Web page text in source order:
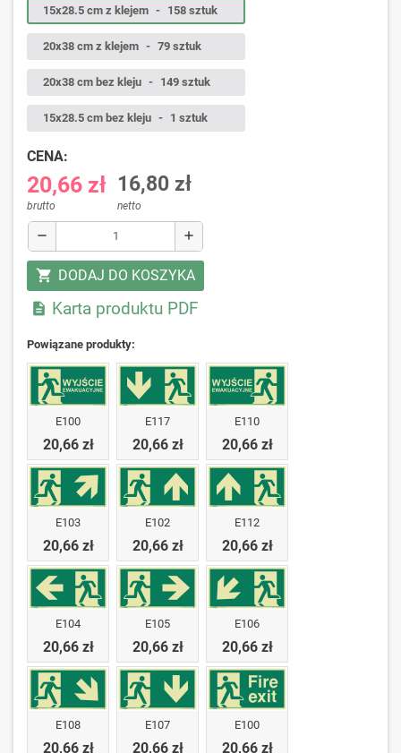
15x28.5 cm z klejem - 158 sztuk
20x38 cm z klejem - 79 sztuk
20x38 cm bez kleju - 149 sztuk
15x28.5 cm bez kleju - 1 sztuk
CENA:
20,66 zł
brutto
16,80 zł
netto
remove add
shopping_cart DODAJ DO KOSZYKA
 Karta produktu PDF
Powiązane produkty:
E100
20,66 zł
E117
20,66 zł
E110
20,66 zł
E103
20,66 zł
E102
20,66 zł
E112
20,66 zł
E104
20,66 zł
E105
20,66 zł
E106
20,66 zł
E108
20,66 zł
E107
20,66 zł
E100
20,66 zł